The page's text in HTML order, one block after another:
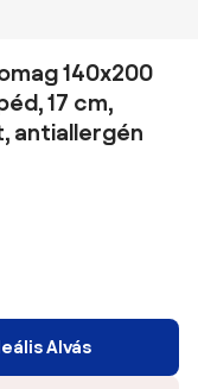
140x200
17 cm,
antiallergén
Alvás